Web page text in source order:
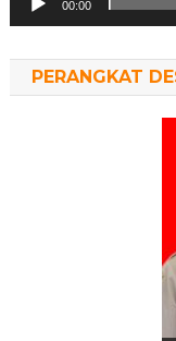
00:00
PERANGKAT